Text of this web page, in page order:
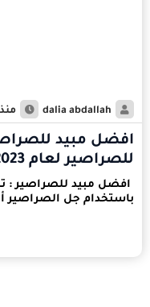
dalia abdallah منذ 4 سنوات
للصراصير لعام 2023
افضل مبيد للصراصير :
باستخدام جل الصراصير